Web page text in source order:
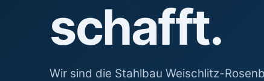
schafft.
Wir sind die Stahlbau Weischlitz-